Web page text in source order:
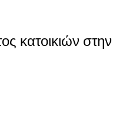
κατοικιών στην